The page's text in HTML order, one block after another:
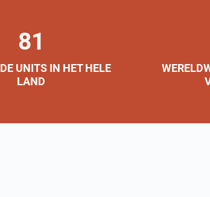
81
UNITS IN HET HELE
LAND